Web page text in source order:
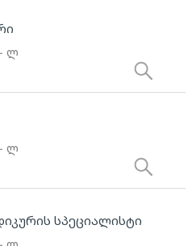
- ლ
- ლ
სპეციალისტი